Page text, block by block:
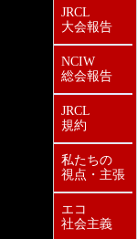
JRCL
大会報告
NCIW
総会報告
JRCL
規約
私たちの
視点・主張
エコ
社会主義